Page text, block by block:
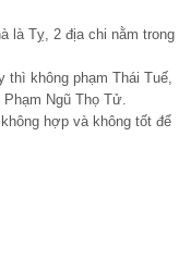
là Tỵ, 2 địa chi nằm trong
không phạm Thái Tuế,
Ngũ Thọ Tử.
hợp và không tốt để